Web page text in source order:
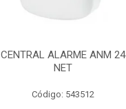
CENTRAL ALARME ANM 24
NET
Código: 543512